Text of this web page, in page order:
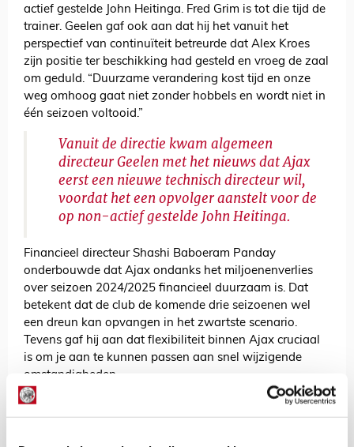
actief gestelde John Heitinga. Fred Grim is tot die tijd de
trainer. Geelen gaf ook aan dat hij het vanuit het
perspectief van continuïteit betreurde dat Alex Kroes
zijn positie ter beschikking had gesteld en vroeg de zaal
om geduld. “Duurzame verandering kost tijd en onze
weg omhoog gaat niet zonder hobbels en wordt niet in
één seizoen voltooid.”
Vanuit de directie kwam algemeen
directeur Geelen met het nieuws dat Ajax
eerst een nieuwe technisch directeur wil,
voordat het een opvolger aanstelt voor de
op non-actief gestelde John Heitinga.
Financieel directeur Shashi Baboeram Panday
onderbouwde dat Ajax ondanks het miljoenenverlies
over seizoen 2024/2025 financieel duurzaam is. Dat
betekent dat de club de komende drie seizoenen wel
een dreun kan opvangen in het zwartste scenario.
Tevens gaf hij aan dat flexibiliteit binnen Ajax cruciaal
is om je aan te kunnen passen aan snel wijzigende
omstandigheden.
Technisch directeur Kroes, die eerder in ons magazine
Ajax Life al liet optekenen dat Ajax baat zou hebben bij